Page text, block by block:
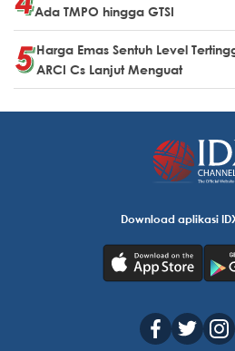
Ada TMPO hingga GTSI
Harga Emas Sentuh Level
ARCI Cs Lanjut Menguat
Download aplikasi